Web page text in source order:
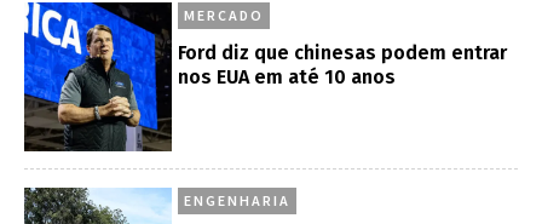
MERCADO
Ford diz que chinesas podem entrar
nos EUA em até 10 anos
ENGENHARIA